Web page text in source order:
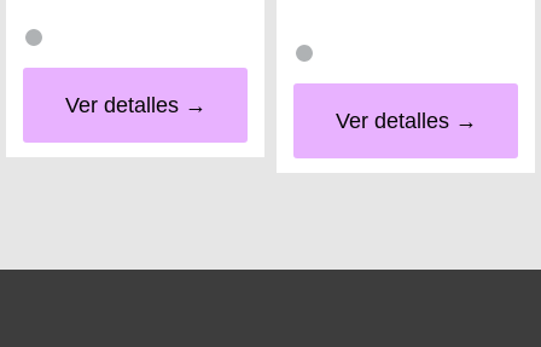
Ver detalles →
Ver detalles →